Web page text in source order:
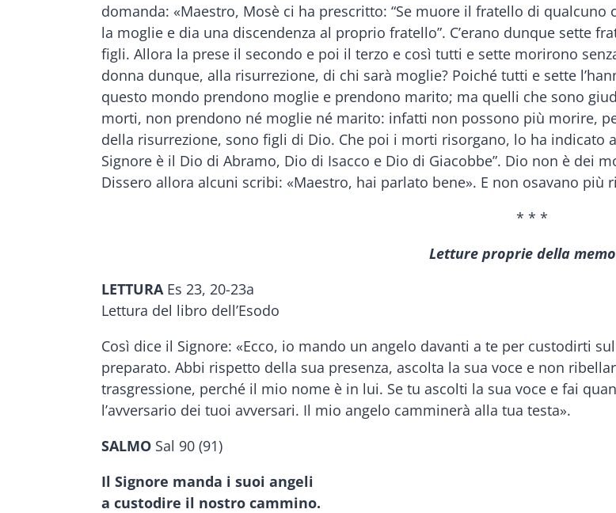
domanda: «Maestro, Mosè ci ha prescritto: “Se muore il fratello di
la moglie e dia una discendenza al proprio fratello”. C’erano dunque sette
figli. Allora la prese il secondo e poi il terzo e così tutti e sette morirono
donna dunque, alla risurrezione, di chi sarà moglie? Poiché tutti e sette
questo mondo prendono moglie e prendono marito; ma quelli che sono
morti, non prendono né moglie né marito: infatti non possono più morire,
della risurrezione, sono figli di Dio. Che poi i morti risorgano, lo ha indicato
Signore è il Dio di Abramo, Dio di Isacco e Dio di Giacobbe”. Dio non è dei
Dissero allora alcuni scribi: «Maestro, hai parlato bene». E non osavano più
* * *
Letture proprie della
LETTURA Es 23, 20-23a
Lettura del libro dell’Esodo
Così dice il Signore: «Ecco, io mando un angelo davanti a te per custodirti
preparato. Abbi rispetto della sua presenza, ascolta la sua voce e non
trasgressione, perché il mio nome è in lui. Se tu ascolti la sua voce e fai
l’avversario dei tuoi avversari. Il mio angelo camminerà alla tua testa».
SALMO Sal 90 (91)
Il Signore manda i suoi angeli
a custodire il nostro cammino.